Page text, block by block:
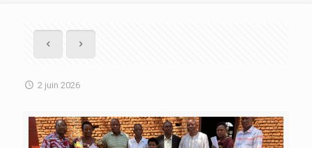
2 juin 2026